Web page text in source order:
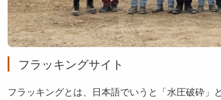
フラッキングサイト
フラッキングとは、日本語でいうと「水圧破砕